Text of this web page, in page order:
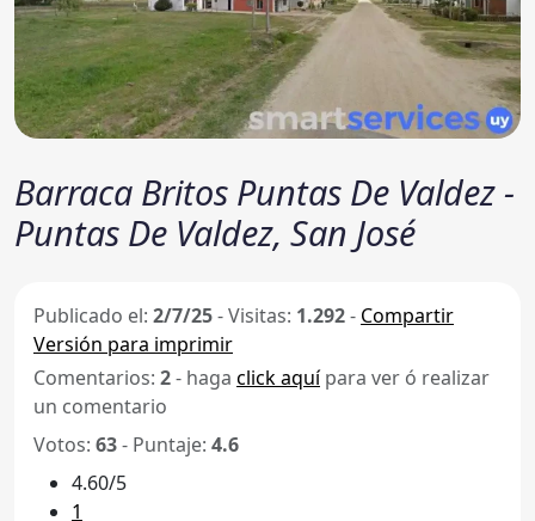
Barraca Britos Puntas De Valdez -
Puntas De Valdez, San José
Publicado el: 2/7/25-Visitas: 1.292- Compartir
Versión para imprimir
Comentarios: 2- haga click aquípara ver ó realizar
un comentario
Votos: 63- Puntaje: 4.6
4.60/5
1